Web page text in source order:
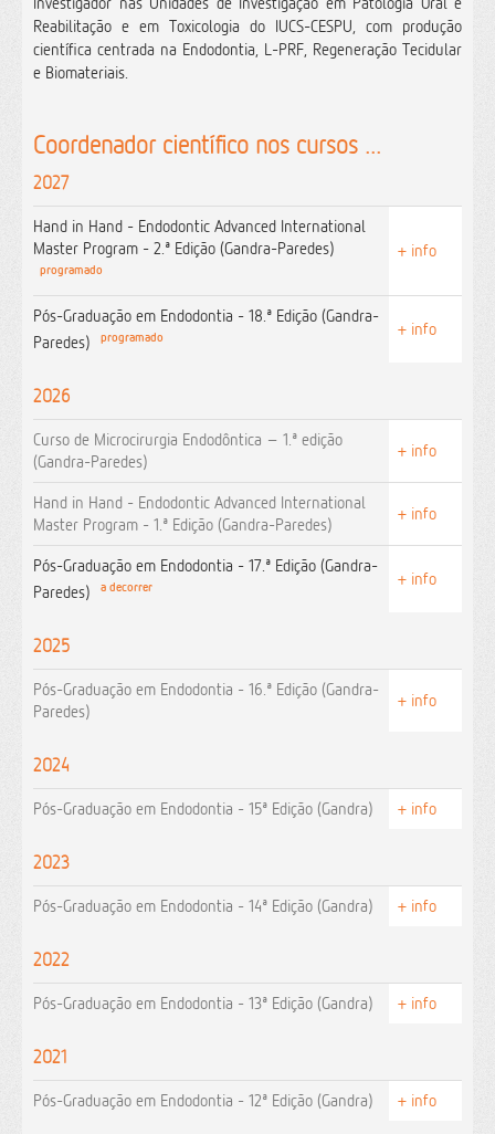
Reabilitação e em Toxicologia do IUCS-CESPU, com produção
científica centrada na Endodontia, L-PRF, Regeneração Tecidular
e Biomateriais.
Coordenador científico nos cursos ...
2027
Hand in Hand - Endodontic Advanced International
Master Program - 2.ª Edição (Gandra-Paredes)
programado
+ info
Pós-Graduação em Endodontia - 18.ª Edição (Gandra-
Paredes)
programado + info
2026
Curso de Microcirurgia Endodôntica – 1.ª edição
(Gandra-Paredes)
+ info
Hand in Hand - Endodontic Advanced International
Master Program - 1.ª Edição (Gandra-Paredes)
+ info
Pós-Graduação em Endodontia - 17.ª Edição (Gandra-
Paredes)
a decorrer + info
2025
Pós-Graduação em Endodontia - 16.ª Edição (Gandra-
Paredes)
+ info
2024
Pós-Graduação em Endodontia - 15ª Edição (Gandra) + info
2023
Pós-Graduação em Endodontia - 14ª Edição (Gandra) + info
2022
Pós-Graduação em Endodontia - 13ª Edição (Gandra) + info
2021
Pós-Graduação em Endodontia - 12ª Edição (Gandra) + info